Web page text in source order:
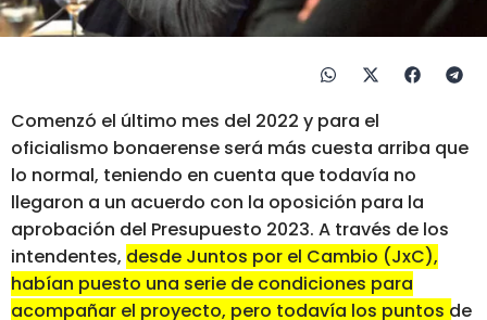
Comenzó el último mes del 2022 y para el
oficialismo bonaerense será más cuesta arriba que
lo normal, teniendo en cuenta que todavía no
llegaron a un acuerdo con la oposición para la
aprobación del Presupuesto 2023. A través de los
intendentes, desde Juntos por el Cambio (JxC),
habían puesto una serie de condiciones para
acompañar el proyecto, pero todavía los puntos de